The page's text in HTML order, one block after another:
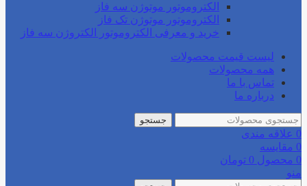
الکتروموتور موتوژن سه فاز
الکتروموتور موتوژن تک فاز
خرید و معرفی الکتروموتور الکتروژن سه فاز
لیست قیمت محصولات
همه محصولات
تماس با ما
درباره ما
جستجو
0 علاقه مندی
0 مقایسه
0 محصول 0 تومان
منو